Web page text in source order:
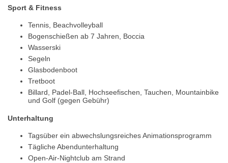
Sport & Fitness
Tennis, Beachvolleyball
Bogenschießen ab 7 Jahren, Boccia
Wasserski
Segeln
Glasbodenboot
Tretboot
Billard, Padel-Ball, Hochseefischen, Tauchen, Mountainbike
und Golf (gegen Gebühr)
Unterhaltung
Tagsüber ein abwechslungsreiches Animationsprogramm
Tägliche Abendunterhaltung
Open-Air-Nightclub am Strand